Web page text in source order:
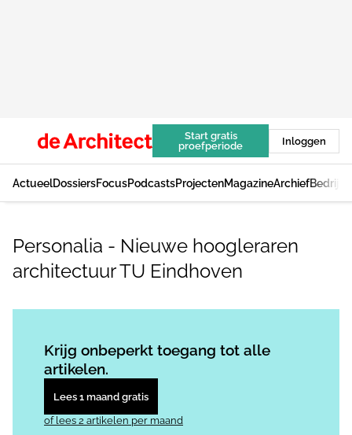
Start gratis
proefperiode
Inloggen
ActueelDossiersFocusPodcastsProjectenMagazineArchief
Personalia - Nieuwe hoogleraren
architectuur TU Eindhoven
Krijg onbeperkt toegang tot alle
artikelen.
Lees 1 maand gratis
of lees 2 artikelen per maand